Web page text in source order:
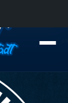
Wohin rollt der